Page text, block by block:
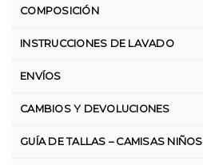
COMPOSICIÓN
INSTRUCCIONES DE LAVADO
ENVÍOS
CAMBIOS Y DEVOLUCIONES
GUÍA DE TALLAS – CAMISAS NIÑOS